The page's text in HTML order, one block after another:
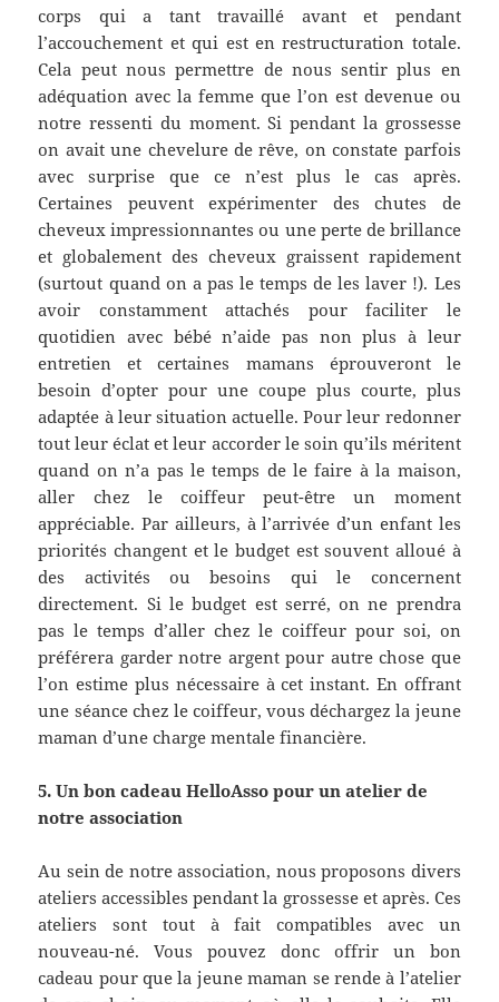
corps qui a tant travaillé avant et pendant
l’accouchement et qui est en restructuration totale.
Cela peut nous permettre de nous sentir plus en
adéquation avec la femme que l’on est devenue ou
notre ressenti du moment. Si pendant la grossesse
on avait une chevelure de rêve, on constate parfois
avec surprise que ce n’est plus le cas après.
Certaines peuvent expérimenter des chutes de
cheveux impressionnantes ou une perte de brillance
et globalement des cheveux graissent rapidement
(surtout quand on a pas le temps de les laver !). Les
avoir constamment attachés pour faciliter le
quotidien avec bébé n’aide pas non plus à leur
entretien et certaines mamans éprouveront le
besoin d’opter pour une coupe plus courte, plus
adaptée à leur situation actuelle. Pour leur redonner
tout leur éclat et leur accorder le soin qu’ils méritent
quand on n’a pas le temps de le faire à la maison,
aller chez le coiffeur peut-être un moment
appréciable. Par ailleurs, à l’arrivée d’un enfant les
priorités changent et le budget est souvent alloué à
des activités ou besoins qui le concernent
directement. Si le budget est serré, on ne prendra
pas le temps d’aller chez le coiffeur pour soi, on
préférera garder notre argent pour autre chose que
l’on estime plus nécessaire à cet instant. En offrant
une séance chez le coiffeur, vous déchargez la jeune
maman d’une charge mentale financière.
5. Un bon cadeau HelloAsso pour un atelier de
notre association
Au sein de notre association, nous proposons divers
ateliers accessibles pendant la grossesse et après. Ces
ateliers sont tout à fait compatibles avec un
nouveau-né. Vous pouvez donc offrir un bon
cadeau pour que la jeune maman se rende à l’atelier